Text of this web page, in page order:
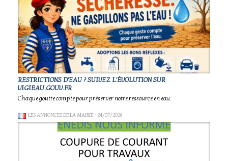
RESTRICTIONS D'EAU ? SUIVEZ L'ÉVOLUTION SUR
VIGIEAU.GOUV.FR
Chaque goutte compte pour préserver notre ressource en eau.
LES ANNONCES DE LA MAIRIE- 24/07/2026